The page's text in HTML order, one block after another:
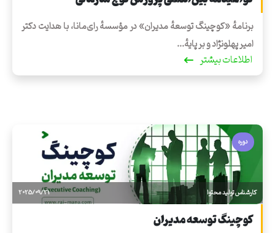
برنامهٔ «کوچینگ توسعهٔ مدیران» در مؤسسهٔ رای‌مانا، با هدایت دکتر
امیر پهلونژاد و بر پایهٔ...
اطلاعات بیشتر
دوره
کارشناس تولید محتوا 2025/09/21
کوچینگ توسعه مدیران